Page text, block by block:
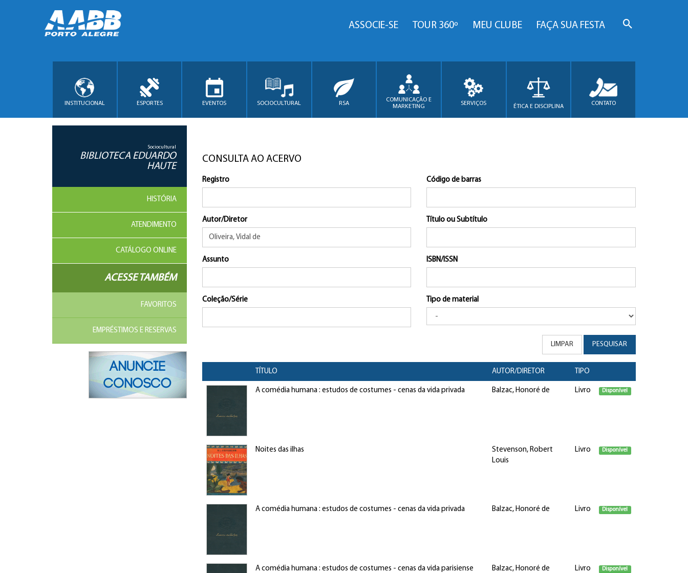
ASSOCIE-SE TOUR 360º MEU CLUBE FAÇA SUA FESTA
INSTITUCIONAL ESPORTES EVENTOS SOCIOCULTURAL RSA
COMUNICAÇÃO E
MARKETING
SERVIÇOS ÉTICA E DISCIPLINA CONTATO
Sociocultural
BIBLIOTECA EDUARDO
HAUTE
HISTÓRIA
ATENDIMENTO
CATÁLOGO ONLINE
ACESSE TAMBÉM
FAVORITOS
EMPRÉSTIMOS E RESERVAS
CONSULTA AO ACERVO
Registro Código de barras
Autor/Diretor Título ou Subtítulo
Assunto ISBN/ISSN
Coleção/Série Tipo de material
LIMPAR PESQUISAR
TÍTULO AUTOR/DIRETOR TIPO
A comédia humana : estudos de costumes - cenas da vida privada Balzac, Honoré de Livro Disponível
Noites das ilhas
Stevenson, Robert
Louis
Livro Disponível
A comédia humana : estudos de costumes - cenas da vida privada Balzac, Honoré de Livro Disponível
A comédia humana : estudos de costumes - cenas da vida parisiense Balzac, Honoré de Livro Disponível